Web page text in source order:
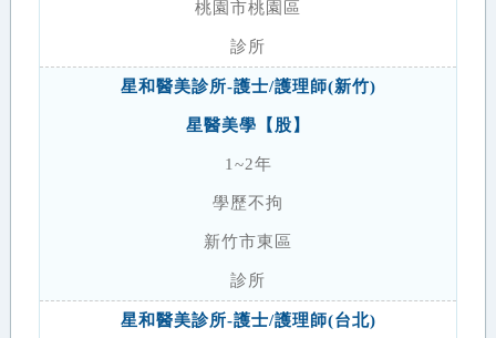
桃園市桃園區
診所
星和醫美診所-護士/護理師(新竹)
星醫美學【股】
1~2年
學歷不拘
新竹市東區
診所
星和醫美診所-護士/護理師(台北)